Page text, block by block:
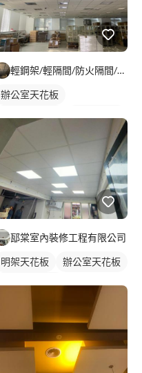
輕鋼架/輕隔間/防火隔間/造型天花/自工價廉
辦公室天花板
輕鋼架天花板
明架天花板
邷棠室內裝修工程有限公司
明架天花板
辦公室天花板